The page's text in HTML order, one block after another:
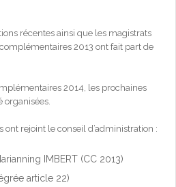
récentes ainsi que les magistrats
2013 ont fait part de
2014, les prochaines
organisées.
rejoint le conseil d’administration :
IMBERT (CC 2013)
article 22)